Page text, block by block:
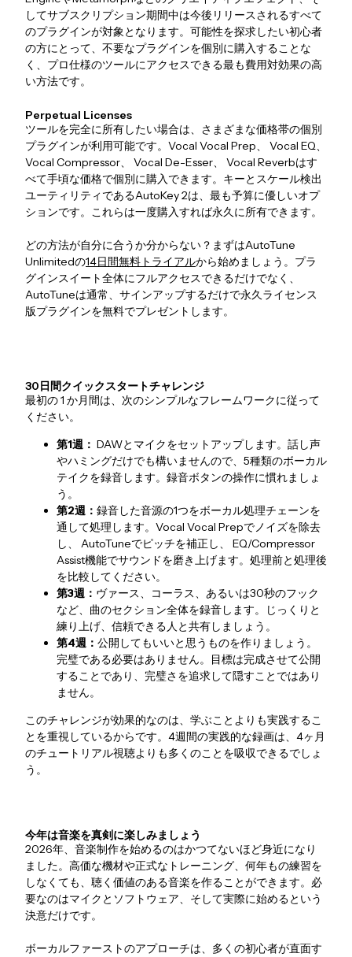
してサブスクリプション期間中は今後リリースされるすべて
のプラグインが対象となります。可能性を探求したい初心者
の方にとって、不要なプラグインを個別に購入することな
く、プロ仕様のツールにアクセスできる最も費用対効果の高
い方法です。
Perpetual Licenses
ツールを完全に所有したい場合は、さまざまな価格帯の個別
プラグインが利用可能です。Vocal Vocal Prep、 Vocal EQ、
Vocal Compressor、 Vocal De-Esser、 Vocal Reverbはす
べて手頃な価格で個別に購入できます。キーとスケール検出
ユーティリティであるAutoKey 2は、最も予算に優しいオプ
ションです。これらは一度購入すれば永久に所有できます。
どの方法が自分に合うか分からない？まずはAutoTune
Unlimitedの14日間無料トライアルから始めましょう。プラ
グインスイート全体にフルアクセスできるだけでなく、
AutoTuneは通常、サインアップするだけで永久ライセンス
版プラグインを無料でプレゼントします。
30日間クイックスタートチャレンジ
最初の 1 か月間は、次のシンプルなフレームワークに従って
ください。
第1週： DAWとマイクをセットアップします。話し声
やハミングだけでも構いませんので、5種類のボーカル
テイクを録音します。録音ボタンの操作に慣れましょ
う。
第2週： 録音した音源の1つをボーカル処理チェーンを
通して処理します。Vocal Vocal Prepでノイズを除去
し、 AutoTuneでピッチを補正し、 EQ/Compressor
Assist機能でサウンドを磨き上げます。処理前と処理後
を比較してください。
第3週： ヴァース、コーラス、あるいは30秒のフック
など、曲のセクション全体を録音します。じっくりと
練り上げ、信頼できる人と共有しましょう。
第4週： 公開してもいいと思うものを作りましょう。
完璧である必要はありません。目標は完成させて公開
することであり、完璧さを追求して隠すことではあり
ません。
このチャレンジが効果的なのは、学ぶことよりも実践するこ
とを重視しているからです。4週間の実践的な録画は、4ヶ月
のチュートリアル視聴よりも多くのことを吸収できるでしょ
う。
今年は音楽を真剣に楽しみましょう
2026年、音楽制作を始めるのはかつてないほど身近になり
ました。高価な機材や正式なトレーニング、何年もの練習を
しなくても、聴く価値のある音楽を作ることができます。必
要なのはマイクとソフトウェア、そして実際に始めるという
決意だけです。
ボーカルファーストのアプローチは、多くの初心者が直面す